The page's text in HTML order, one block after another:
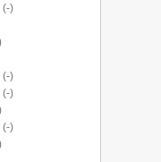
(-)
(-)
(-)
(-)